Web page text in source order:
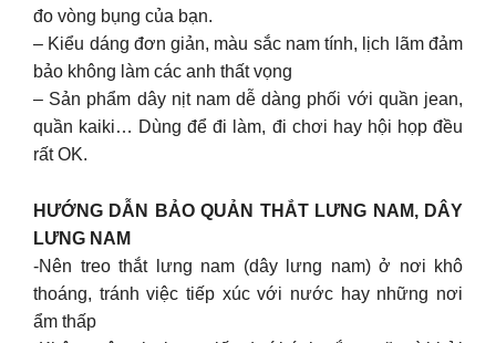
đo vòng bụng của bạn.
– Kiểu dáng đơn giản, màu sắc nam tính, lịch lãm đảm
bảo không làm các anh thất vọng
– Sản phẩm dây nịt nam dễ dàng phối với quần jean,
quần kaiki… Dùng để đi làm, đi chơi hay hội họp đều
rất OK.
HƯỚNG DẪN BẢO QUẢN THẮT LƯNG NAM, DÂY
LƯNG NAM
-Nên treo thắt lưng nam (dây lưng nam) ở nơi khô
thoáng, tránh việc tiếp xúc với nước hay những nơi
ẩm thấp